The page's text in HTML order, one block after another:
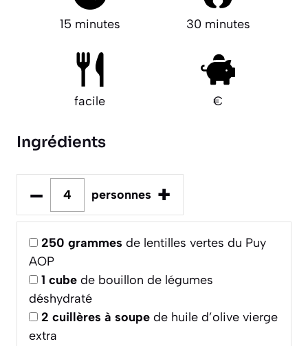
15 minutes 30 minutes
facile €
Ingrédients
– personnes +
250 grammes de lentilles vertes du Puy
AOP
1 cube de bouillon de légumes
déshydraté
2 cuillères à soupe de huile d’olive vierge
extra